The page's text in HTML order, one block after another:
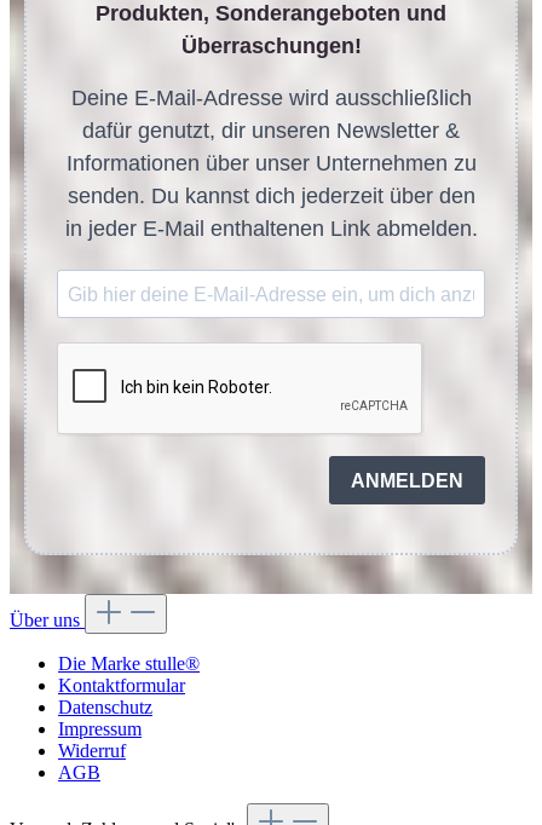
Produkten, Sonderangeboten und
Überraschungen!
Deine E-Mail-Adresse wird ausschließlich
dafür genutzt, dir unseren Newsletter &
Informationen über unser Unternehmen zu
senden. Du kannst dich jederzeit über den
in jeder E-Mail enthaltenen Link abmelden.
ANMELDEN
Über uns
Die Marke stulle®
Kontaktformular
Datenschutz
Impressum
Widerruf
AGB